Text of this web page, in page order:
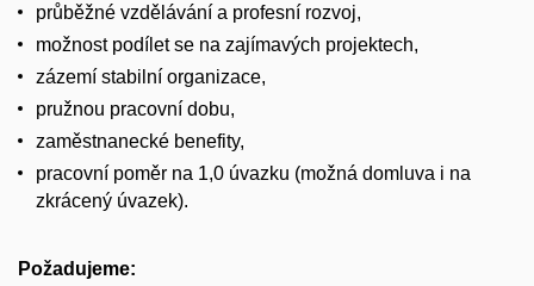
průběžné vzdělávání a profesní rozvoj,
možnost podílet se na zajímavých projektech,
zázemí stabilní organizace,
pružnou pracovní dobu,
zaměstnanecké benefity,
pracovní poměr na 1,0 úvazku (možná domluva i na
zkrácený úvazek).
Požadujeme: